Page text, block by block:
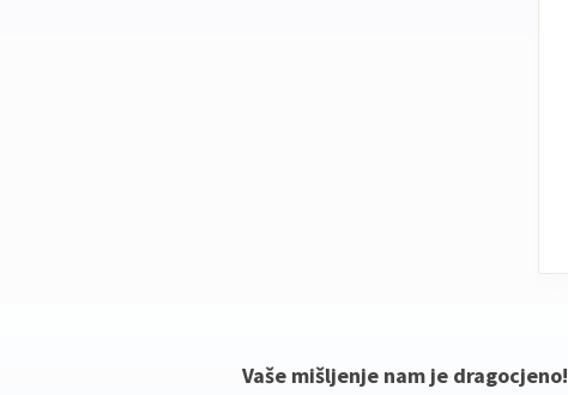
Vaše mišljenje nam je dragocjeno!